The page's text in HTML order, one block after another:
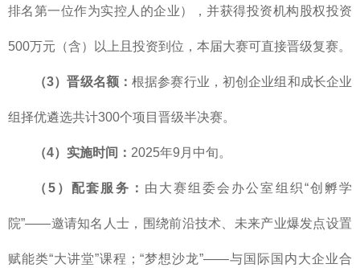
排名第一位作为实控人的企业），并获得投资机构股权投资
500万元（含）以上且投资到位，本届大赛可直接晋级复赛。
（3）晋级名额： 根据参赛行业，初创企业组和成长企业
组择优遴选共计300个项目晋级半决赛。
（4）实施时间： 2025年9月中旬。
（5）配套服务： 由大赛组委会办公室组织“创孵学
院”——邀请知名人士，围绕前沿技术、未来产业爆发点设置
赋能类“大讲堂”课程；“梦想沙龙”——与国际国内大企业合